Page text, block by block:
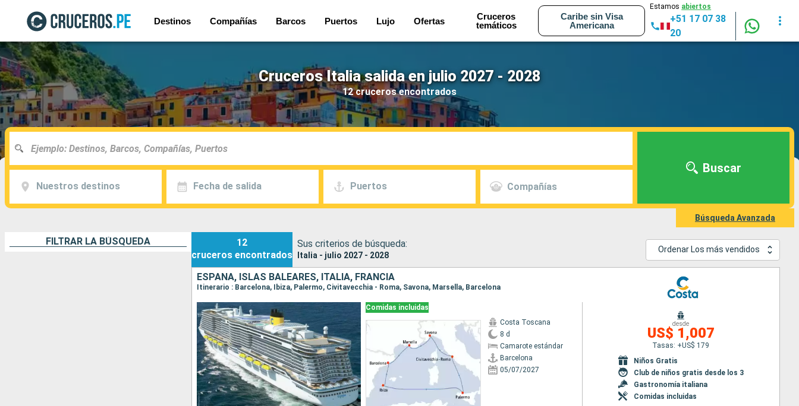
Destinos Compañías Barcos Puertos Lujo Ofertas
Cruceros
temáticos
Caribe sin Visa
Americana
Estamos abiertos
+51 17 07 38
20
Cruceros Italia salida en julio 2027 - 2028
12 cruceros encontrados
Nuestros destinos Fecha de salida Puertos Compañías
Buscar
Búsqueda Avanzada
FILTRAR LA BÚSQUEDA
12
cruceros encontrados
Sus criterios de búsqueda:
Italia - julio 2027 - 2028
Ordenar Los más vendidos
ESPAÑA, ISLAS BALEARES, ITALIA, FRANCIA
Itinerario : Barcelona, Ibiza, Palermo, Civitavecchia - Roma, Savona, Marsella, Barcelona
Comidas incluidas
Costa Toscana
8 d
Camarote estándar
Barcelona
05/07/2027
desde
US$ 1,007
Tasas: +US$ 179
Niños Gratis
Club de niños gratis desde los 3
Gastronomía italiana
Comidas incluidas